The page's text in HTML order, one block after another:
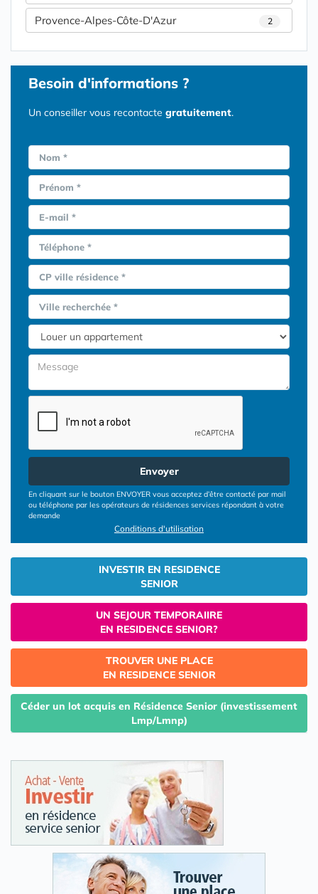
Provence-Alpes-Côte-D'Azur 2
Besoin d'informations ?
Un conseiller vous recontacte gratuitement.
Nom *
Prénom *
E-mail *
Téléphone *
CP ville résidence *
Ville recherchée *
Envoyer
En cliquant sur le bouton ENVOYER vous acceptez d’être contacté par mail
ou téléphone par les opérateurs de résidences services répondant à votre
demande
Conditions d'utilisation
INVESTIR EN RESIDENCE
SENIOR
UN SEJOUR TEMPORAIIRE
EN RESIDENCE SENIOR?
TROUVER UNE PLACE
EN RESIDENCE SENIOR
Céder un lot acquis en Résidence Senior (investissement
Lmp/Lmnp)